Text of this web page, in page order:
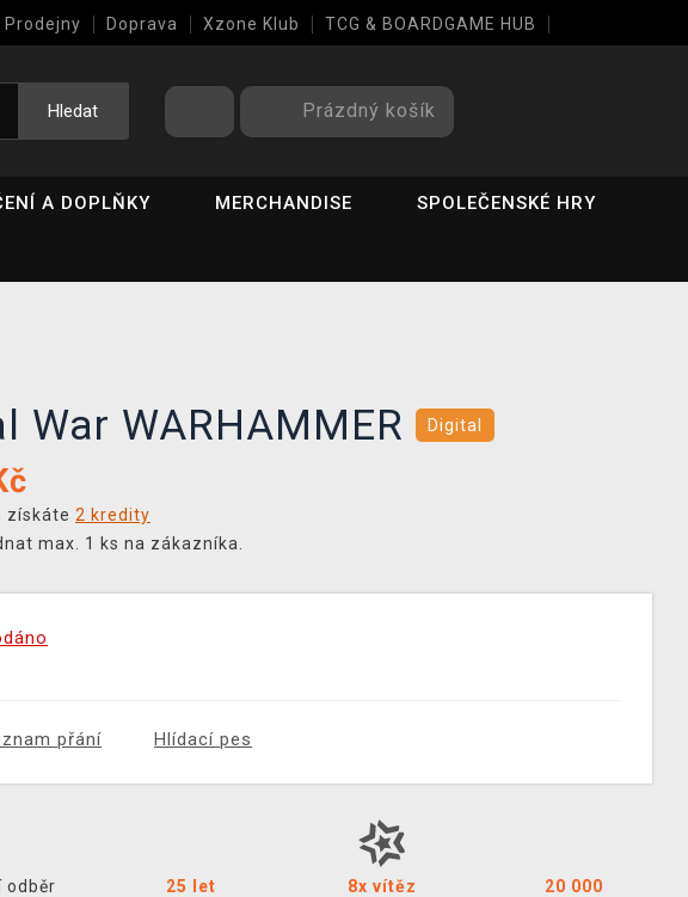
Prodejny Doprava Xzone Klub TCG & BOARDGAME HUB
Hledat Prázdný košík
A DOPLŇKY MERCHANDISE SPOLEČENSKÉ HRY
War WARHAMMER Digital
získáte 2 kredity
max. 1 ks na zákazníka.
přání Hlídací pes
odběr
25 let
8x vítěz
20 000